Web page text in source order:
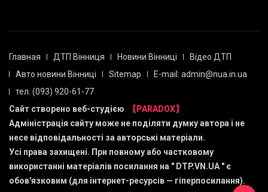
Главная ДТП Вінниця Новини Вінниці
Відео ДТП
Авто новини Вінниці
Sitemap
E-mail: admin@nua.in.ua
тел. (093) 920-61-77
Сайт створено веб-студією
【PARADOX】
Адміністрація сайту може не поділяти думку автора і не
несе відповідальності за авторські матеріали.
Усі права захищені. При повному або частковому
використанні матеріалів посилання на " DTP.VN.UA " є
обов'язковим (для інтернет-ресурсів — гіперпосилання).